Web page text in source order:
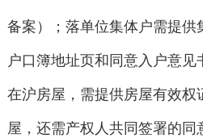
备案）；落单位集体户需提供
户口簿地址页和同意入户意
在沪房屋，需提供房屋有效权
屋，还需产权人共同签署的同